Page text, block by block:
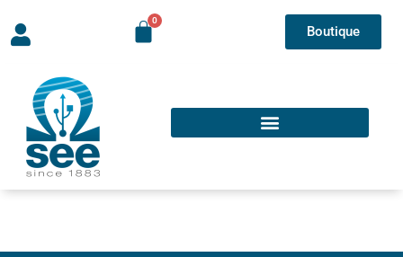
Boutique